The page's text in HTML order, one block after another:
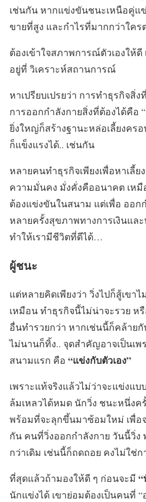
เช่นกัน หากแข่งขันชนะเหนือคู่แ
ขายที่สูง และกำไรที่มากกว่าใคร
ต้องเข้าใจสภาพการณ์ตัวเองให้
อยู่ที่ วิเคราะห์สถานการณ์
หาเปรียบเปรยว่า การทำธุรกิจสิ่ง
การออกกำลังกายสิ่งที่ต้องได้คือ
ยิ่งใหญ่ก็สร้างฐานะหล่อเลี้ยงคร
ก็แข็งแรงได้.. เช่นกัน
หลายคนทำธุรกิจเพียงเพื่อหาเลี้
ความมั่นคง มั่งคั่งคืออนาคต เหมื
ต้องแข่งขันในสนาม แต่เพื่อ ออก
หลายครั้งสุขภาพทางการเงินแล
ทำให้เรามีชีวิตที่ดีได้…
ผู้ชนะ
แต่หลายคิดเพียงว่า วิ่งไปก็สู้เขาไ
เหมือน ทำธุรกิจนี้ไม่น่าจะรวย ห
อื่นทำรวยกว่า หากเช่นนี้ก็คล้าย
ไม่นานก็ทิ้ง.. จุดสำคัญอาจเป็นเ
สนามแรก คือ “แข่งกับตัวเอง”
เพราะแท้จริงแล้วไม่ว่าจะแข่งแ
ล้มเหลวได้หมด นักวิ่ง ชนะหนึ่งค
พร้อมที่จะลุกขึ้นมาซ้อมใหม่ เพื่อ
กัน คนที่วิ่งออกกำลังกาย วันนี้วิ่ง
กว่าเดิม เช่นนี้ก็ถดถอย คงไม่ใช่
ที่สุดแล้วถ้ามองให้ดี ๆ ก่อนจะมี
นักแข่งได้ เขาย่อมต้องเป็นคนที่